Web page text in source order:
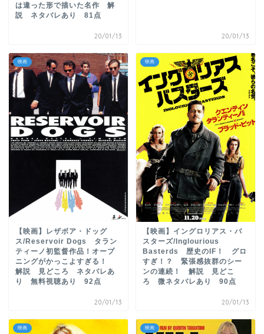
は違った形で描いた名作 解
説 ネタバレあり 81点
20/01/13 20/01/13
映画
【映画】レザボア・ドッグ
ス/Reservoir Dogs タラン
ティーノ初監督作品！オープ
ニングがかっこよすぎる！
解説 見どころ ネタバレあ
り 無料視聴あり 92点
20/01/13
映画
【映画】イングロリアス・バ
スターズ/Inglourious
Basterds 歴史のIF！ グロ
すぎ！？ 緊張感抜群のシー
ンの連続！ 解説 見どこ
ろ 微ネタバレあり 90点
20/01/13
映画 映画